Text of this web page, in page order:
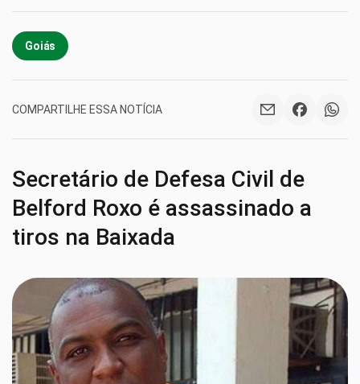
Goiás
COMPARTILHE ESSA NOTÍCIA
Secretário de Defesa Civil de
Belford Roxo é assassinado a
tiros na Baixada